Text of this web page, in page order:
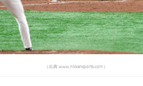
（出典 www.nikkansports.com）